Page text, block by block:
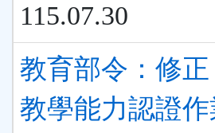
115.07.30
教育部令：修
教學能力認證